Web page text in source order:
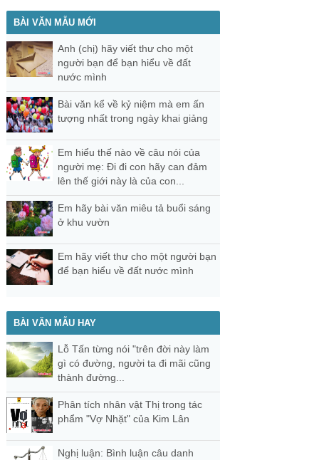
BÀI VĂN MẪU MỚI
Anh (chị) hãy viết thư cho một
người bạn để bạn hiểu về đất
nước mình
Bài văn kể về kỷ niệm mà em ấn
tượng nhất trong ngày khai giảng
Em hiểu thế nào về câu nói của
người mẹ: Đi đi con hãy can đảm
lên thế giới này là của con...
Em hãy bài văn miêu tả buổi sáng
ở khu vườn
Em hãy viết thư cho một người bạn
để bạn hiểu về đất nước mình
BÀI VĂN MẪU HAY
Lỗ Tấn từng nói "trên đời này làm
gì có đường, người ta đi mãi cũng
thành đường...
Phân tích nhân vật Thị trong tác
phẩm "Vợ Nhặt" của Kim Lân
Nghị luận: Bình luận câu danh